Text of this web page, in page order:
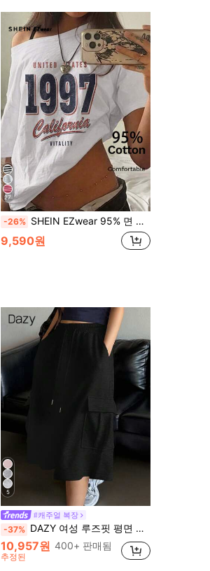
27
-26% SHEIN EZwear 95% 면 여성 캐주얼 오프숄더 드롭 숄더 반팔 루즈핏 티셔츠, 여성 여름 의류, 여성 캐주얼 웨어, 스트리트 스타일, 일상 출퇴근, 데이트, 파티, 가을/겨울, 여름, 크리스마스, 새해, 추수감사절, 파티, 결혼식, 해변, 졸업식, 우아한, 캐주얼, 외출에 적합
9,590원
5
#캐주얼 복장
-37% DAZY 여성 루즈핏 평면 카고 반바지 대용량 포켓 Y2K
10,957원 400+ 판매됨
추정된